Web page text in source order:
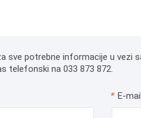
potrebne informacije u vezi
telefonski na 033 873 872.
* E-mail